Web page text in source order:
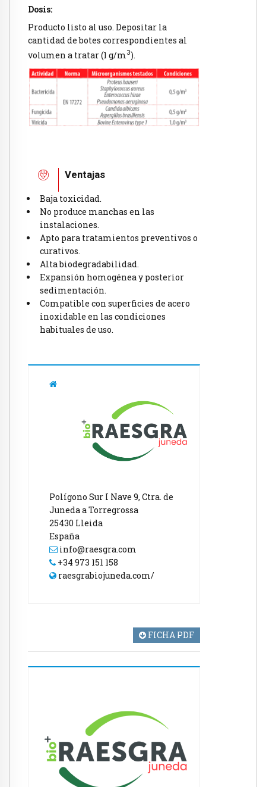
Dosis:
Producto listo al uso. Depositar la
cantidad de botes correspondientes al
volumen a tratar (1 g/m3).
Ventajas
Baja toxicidad.
No produce manchas en las
instalaciones.
Apto para tratamientos preventivos o
curativos.
Alta biodegradabilidad.
Expansión homogénea y posterior
sedimentación.
Compatible con superficies de acero
inoxidable en las condiciones
habituales de uso.
Polígono Sur I Nave 9, Ctra. de
Juneda a Torregrossa
25430 Lleida
España
info@raesgra.com
+34 973 151 158
raesgrabiojuneda.com/
FICHA PDF